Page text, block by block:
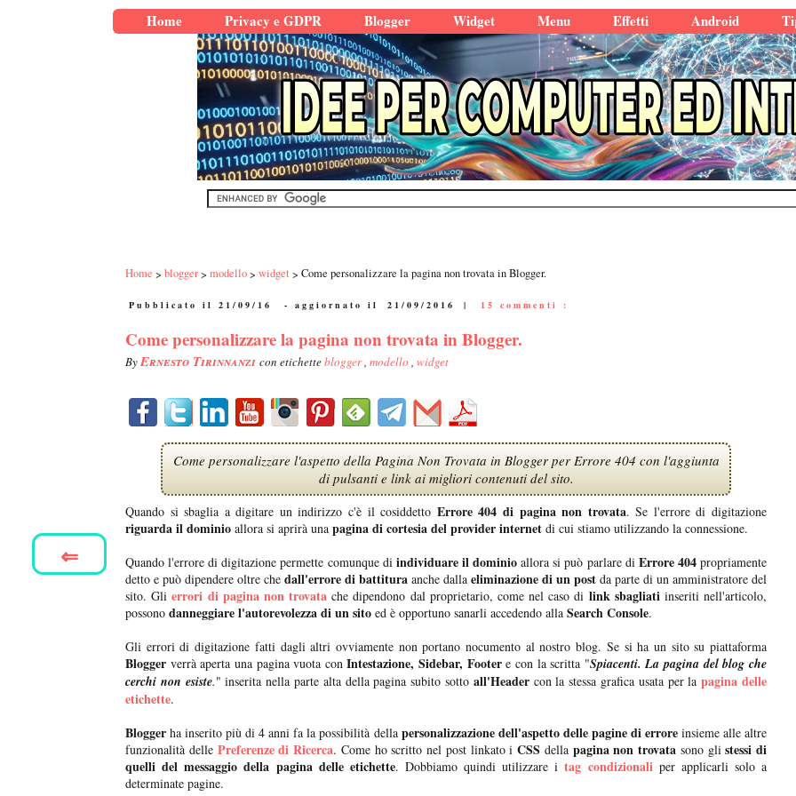
Home Privacy e GDPR Blogger Widget Menu Effetti Android
Home blogger modello widget Come personalizzare la pagina non trovata in Blogger.
Pubblicato il 21/09/16 - aggiornato il 21/09/2016 | 15 commenti :
Come personalizzare la pagina non trovata in Blogger.
ByErnesto Tirinnanzi con etichetteblogger, modello , widget
Come personalizzare l'aspetto della Pagina Non Trovata in Blogger per Errore 404 con l'aggiunta
di pulsanti e link ai migliori contenuti del sito.
Quando si sbaglia a digitare un indirizzo c'è il cosiddetto Errore 404 di pagina non trovata. Se l'errore di digitazione
riguarda il dominio allora si aprirà una pagina di cortesia del provider internet di cui stiamo utilizzando la connessione.
Quando l'errore di digitazione permette comunque diindividuare il dominio allora si può parlare di Errore 404propriamente
detto e può dipendere oltre che dall'errore di battitura anche dalla eliminazione di un post da parte di un amministratore del
sito. Gli errori di pagina non trovata che dipendono dal proprietario, come nel caso di link sbagliatiinseriti nell'articolo,
possono danneggiare l'autorevolezza di un sito ed è opportuno sanarli accedendo alla Search Console.
Gli errori di digitazione fatti dagli altri ovviamente non portano nocumento al nostro blog. Se si ha un sito su piattaforma
Blogger verrà aperta una pagina vuota conIntestazione, Sidebar, Footere con la scritta "Spiacenti. La pagina del blog che
cerchi non esiste." inserita nella parte alta della pagina subito sotto all'Headercon la stessa grafica usata per lapagina delle
etichette.
Bloggerha inserito più di 4 anni fa la possibilità dellapersonalizzazione dell'aspetto delle pagine di erroreinsieme alle altre
funzionalità delle Preferenze di Ricerca. Come ho scritto nel post linkato i CSS della pagina non trovata sono glistessi di
quelli del messaggio della pagina delle etichette. Dobbiamo quindi utilizzare itag condizionaliper applicarli solo a
determinate pagine.
⇐